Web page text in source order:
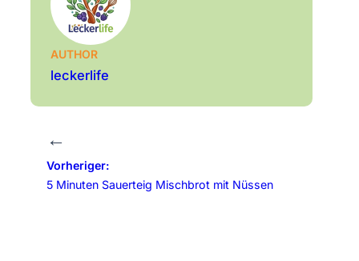
AUTHOR
leckerlife
←
Vorheriger:
5 Minuten Sauerteig Mischbrot mit Nüssen